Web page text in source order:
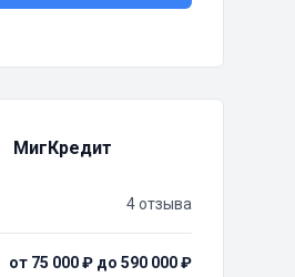
МигКредит
4 отзыва
от 75 000 ₽ до 590 000 ₽